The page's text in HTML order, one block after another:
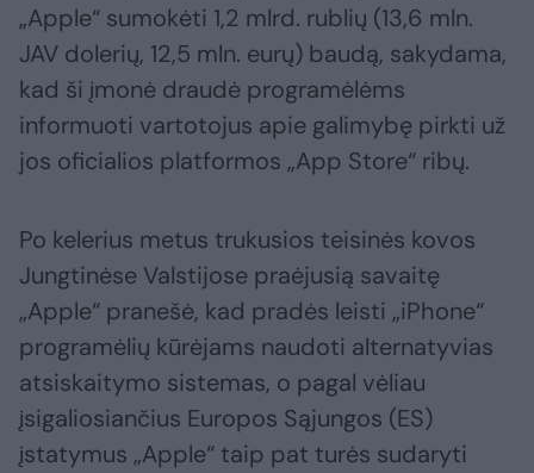
„Apple“ sumokėti 1,2 mlrd. rublių (13,6 mln.
JAV dolerių, 12,5 mln. eurų) baudą, sakydama,
kad ši įmonė draudė programėlėms
informuoti vartotojus apie galimybę pirkti už
jos oficialios platformos „App Store“ ribų.
Po kelerius metus trukusios teisinės kovos
Jungtinėse Valstijose praėjusią savaitę
„Apple“ pranešė, kad pradės leisti „iPhone“
programėlių kūrėjams naudoti alternatyvias
atsiskaitymo sistemas, o pagal vėliau
įsigaliosiančius Europos Sąjungos (ES)
įstatymus „Apple“ taip pat turės sudaryti